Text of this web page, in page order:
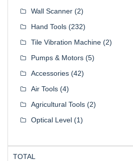
Wall Scanner (2)
Hand Tools (232)
Tile Vibration Machine (2)
Pumps & Motors (5)
Accessories (42)
Air Tools (4)
Agricultural Tools (2)
Optical Level (1)
TOTAL